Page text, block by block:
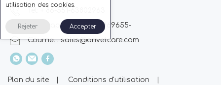
Whatsapp: + 86 13510869655-
Courriel :sales@arivetcare.com
Plan du site Conditions d'utilisation
utilisation des cookies.
Rejeter Accepter